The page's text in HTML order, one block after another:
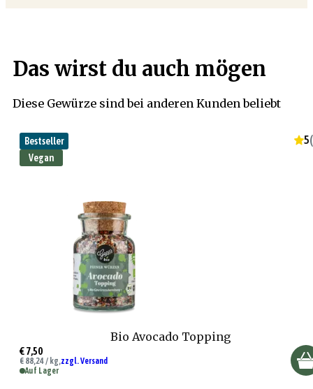
Das wirst du auch mögen
Diese Gewürze sind bei anderen Kunden beliebt
Bestseller
Vegan
5(
Bio Avocado Topping
€ 7,50
€ 88,24 / kg,zzgl. Versand
Auf Lager